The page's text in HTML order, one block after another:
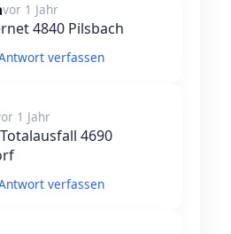
vor 1 Jahr
4840 Pilsbach
verfassen
1 Jahr
4690
verfassen